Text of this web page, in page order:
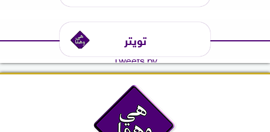
تويتر
Tweets by